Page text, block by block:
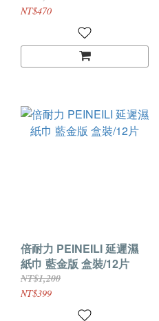
NT$470
倍耐力 PEINEILI 延遲濕
紙巾 藍金版 盒裝/12片
NT$1,200
NT$399